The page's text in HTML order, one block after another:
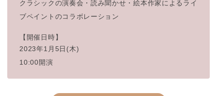
クラシックの演奏会・読み聞かせ・絵本作家によるライ
ブペイント のコラボレーション
【開催日時】
2023年1月5日(木)
10:00開演